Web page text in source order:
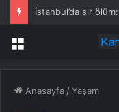
Menü
Anasayfa /Yaşam